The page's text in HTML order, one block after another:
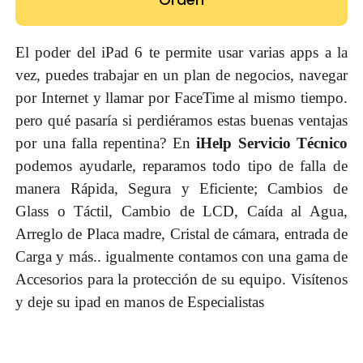
El poder del iPad 6 te permite usar varias apps a la
vez, puedes trabajar en un plan de negocios, navegar
por Internet y llamar por FaceTime al mismo tiempo.
pero qué pasaría si perdiéramos estas buenas ventajas
por una falla repentina? EniHelp Servicio Técnico
podemos ayudarle, reparamos todo tipo de falla de
manera Rápida, Segura y Eficiente; Cambios de
Glass o Táctil, Cambio de LCD, Caída al Agua,
Arreglo de Placa madre, Cristal de cámara, entrada de
Carga y más.. igualmente contamos con una gama de
Accesorios para la protección de su equipo. Visítenos
y deje su ipad en manos de Especialistas